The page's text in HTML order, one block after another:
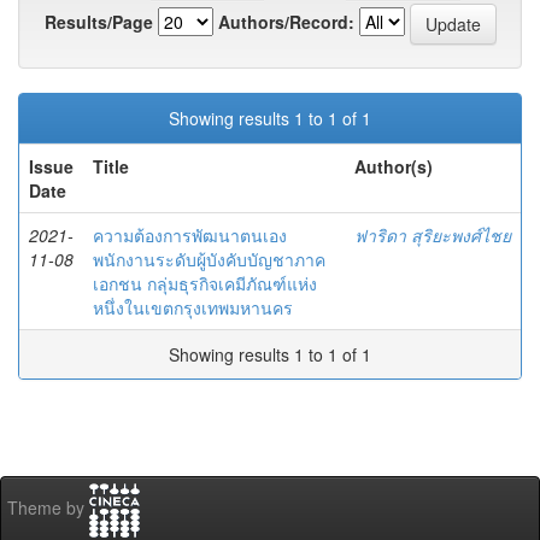
Results/Page
Authors/Record:
Showing results 1 to 1 of 1
Issue
Date
Title Author(s)
2021-
11-08
ความต้องการพัฒนาตนเอง
พนักงานระดับผู้บังคับบัญชาภาค
เอกชน กลุ่มธุรกิจเคมีภัณฑ์แห่ง
หนึ่งในเขตกรุงเทพมหานคร
ฟาริดา สุริยะพงศ์ไชย
Showing results 1 to 1 of 1
Theme by